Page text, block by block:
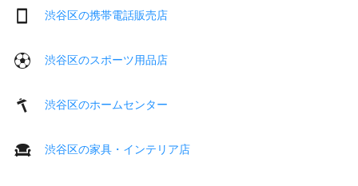
渋谷区の携帯電話販売店
渋谷区のスポーツ用品店
渋谷区のホームセンター
渋谷区の家具・インテリア店